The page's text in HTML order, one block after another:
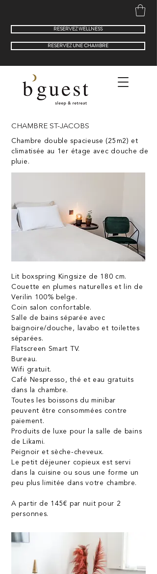
RESERVEZ WELLNESS
RESERVEZ UNE CHAMBRE
CHAMBRE ST-JACOBS
Chambre double spacieuse (25m2) et
climatisée au 1er étage avec douche de
pluie.
Lit boxspring Kingsize de 180 cm.
Couette en plumes naturelles et lin de
Verilin 100% belge.
Coin salon confortable.
Salle de bains séparée avec
baignoire/douche, lavabo et toilettes
séparées.
Flatscreen Smart TV.
Bureau.
Wifi gratuit.
Café Nespresso, thé et eau gratuits
dans la chambre.
Toutes les boissons du minibar
peuvent être consommées contre
paiement.
Produits de luxe pour la salle de bains
de Likami.
Peignoir et sèche-cheveux.
Le petit déjeuner copieux est servi
dans la cuisine ou sous une forme un
peu plus limitée dans votre chambre.
A partir de 145€ par nuit pour 2
personnes.